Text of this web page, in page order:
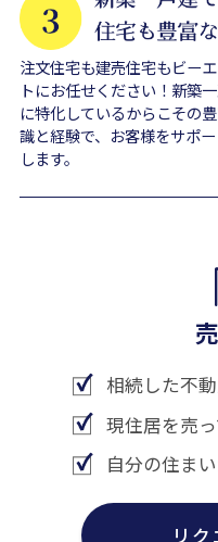
注文住宅も建売住宅もビー
トにお任せください！新築
に特化しているからこその
識と経験で、お客様をサポ
します。
相続した不
現住居を売
自分の住ま
リ